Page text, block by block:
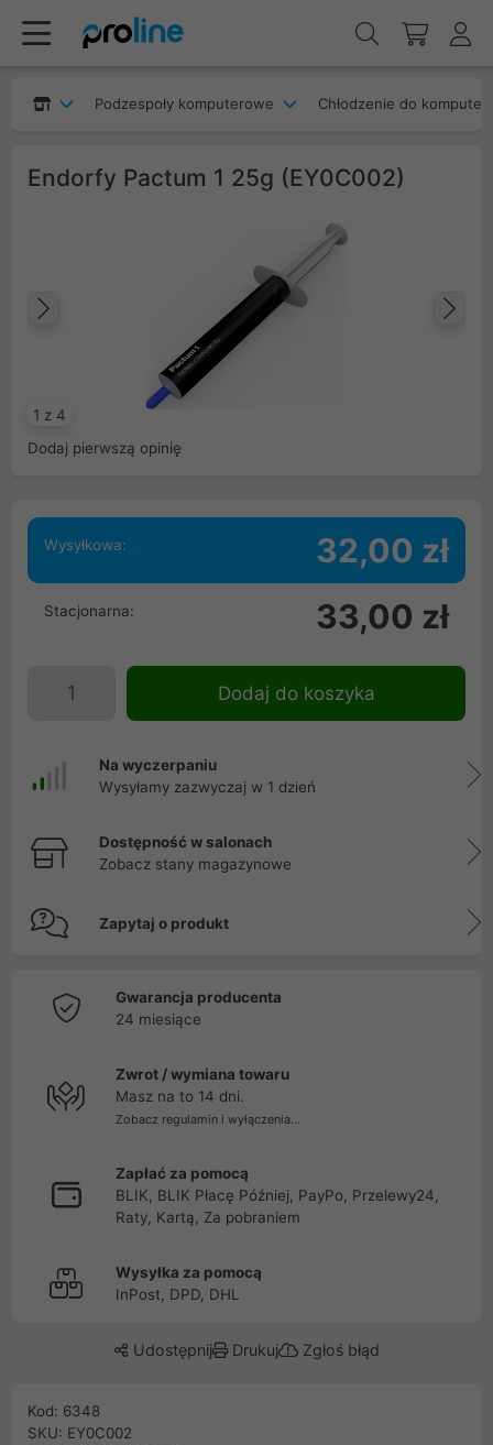
Podzespoły komputerowe Chłodzenie do
Endorfy Pactum 1 25g (EY0C002)
1 z 4
Poprzedni
Dodaj pierwszą opinię
Wysyłkowa: 32,00 zł
Stacjonarna: 33,00 zł
Dodaj do koszyka
Na wyczerpaniu
Wysyłamy zazwyczaj w 1 dzień
Dostępność w salonach
Zobacz stany magazynowe
Zapytaj o produkt
Gwarancja producenta
24 miesiące
Zwrot / wymiana towaru
Masz na to 14 dni.
Zobacz regulamin i wyłączenia...
Zapłać za pomocą
BLIK, BLIK Płacę Później, PayPo, Przelewy24,
Raty, Kartą, Za pobraniem
Wysyłka za pomocą
InPost, DPD, DHL
Udostępnij Drukuj Zgłoś błąd
Kod: 6348
SKU: EY0C002